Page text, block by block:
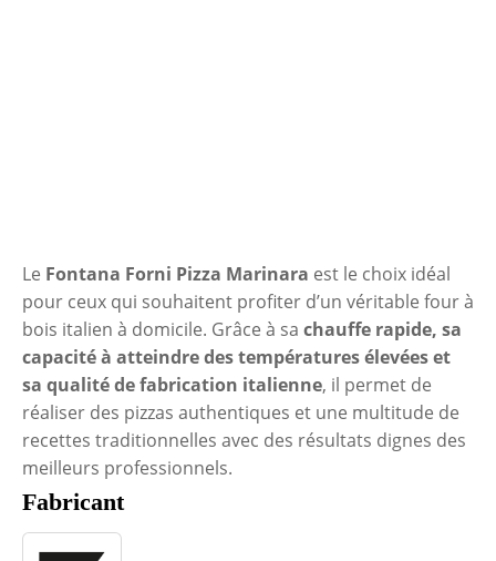
Le Fontana Forni Pizza Marinara est le choix idéal
pour ceux qui souhaitent profiter d’un véritable four à
bois italien à domicile. Grâce à sa chauffe rapide, sa
capacité à atteindre des températures élevées et
sa qualité de fabrication italienne, il permet de
réaliser des pizzas authentiques et une multitude de
recettes traditionnelles avec des résultats dignes des
meilleurs professionnels.
Fabricant